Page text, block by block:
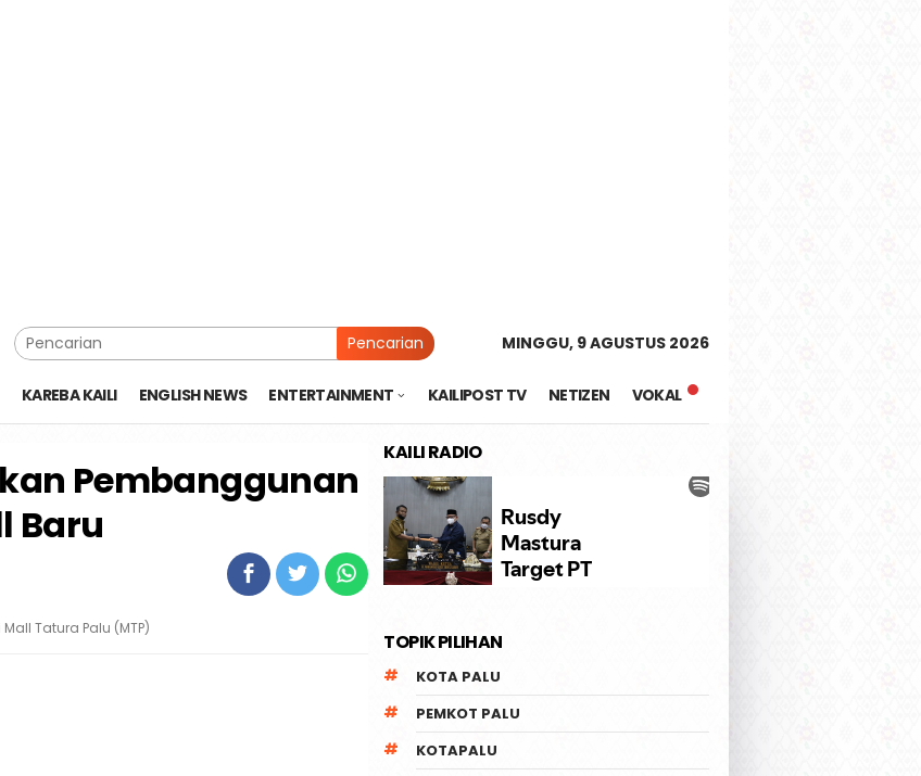
Pencarian MINGGU, 9 AGUSTUS 2026
KAREBA KAILI ENGLISH NEWS ENTERTAINMENT KAILIPOST TV NETIZEN VOKAL
Pembanggunan
Baru
Tatura Palu (MTP)
KAILI RADIO
TOPIK PILIHAN
KOTA PALU
PEMKOT PALU
KOTAPALU